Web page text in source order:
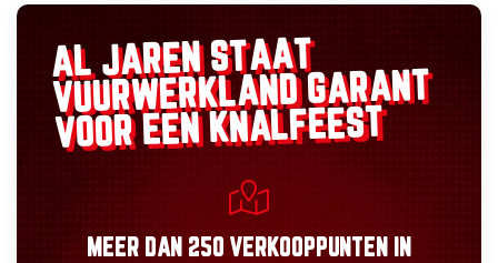
AL JAREN STAAT
VUURWERKLANDGARANT
VOOR EEN KNALFEEST
MEER DAN 250 VERKOOPPUNTEN
IN